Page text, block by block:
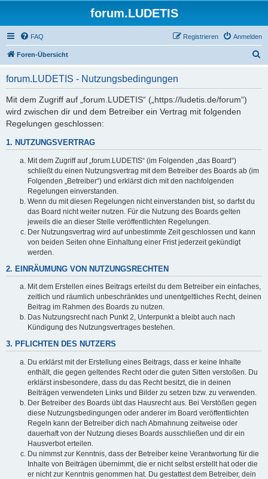
forum.LUDETIS
FAQ Anmelden
Registrieren
Foren-Übersicht
forum.LUDETIS - Nutzungsbedingungen
Mit dem Zugriff auf „forum.LUDETIS“ („https://ludetis.de/forum“)
wird zwischen dir und dem Betreiber ein Vertrag mit folgenden
Regelungen geschlossen:
1. NUTZUNGSVERTRAG
Mit dem Zugriff auf „forum.LUDETIS“ (im Folgenden „das Board“)
schließt du einen Nutzungsvertrag mit dem Betreiber des Boards ab (im
Folgenden „Betreiber“) und erklärst dich mit den nachfolgenden
Regelungen einverstanden.
Wenn du mit diesen Regelungen nicht einverstanden bist, so darfst du
das Board nicht weiter nutzen. Für die Nutzung des Boards gelten
jeweils die an dieser Stelle veröffentlichten Regelungen.
Der Nutzungsvertrag wird auf unbestimmte Zeit geschlossen und kann
von beiden Seiten ohne Einhaltung einer Frist jederzeit gekündigt
werden.
2. EINRÄUMUNG VON NUTZUNGSRECHTEN
Mit dem Erstellen eines Beitrags erteilst du dem Betreiber ein einfaches,
zeitlich und räumlich unbeschränktes und unentgeltliches Recht, deinen
Beitrag im Rahmen des Boards zu nutzen.
Das Nutzungsrecht nach Punkt 2, Unterpunkt a bleibt auch nach
Kündigung des Nutzungsvertrages bestehen.
3. PFLICHTEN DES NUTZERS
Du erklärst mit der Erstellung eines Beitrags, dass er keine Inhalte
enthält, die gegen geltendes Recht oder die guten Sitten verstoßen. Du
erklärst insbesondere, dass du das Recht besitzt, die in deinen
Beiträgen verwendeten Links und Bilder zu setzen bzw. zu verwenden.
Der Betreiber des Boards übt das Hausrecht aus. Bei Verstößen gegen
diese Nutzungsbedingungen oder anderer im Board veröffentlichten
Regeln kann der Betreiber dich nach Abmahnung zeitweise oder
dauerhaft von der Nutzung dieses Boards ausschließen und dir ein
Hausverbot erteilen.
Du nimmst zur Kenntnis, dass der Betreiber keine Verantwortung für die
Inhalte von Beiträgen übernimmt, die er nicht selbst erstellt hat oder die
er nicht zur Kenntnis genommen hat. Du gestattest dem Betreiber, dein